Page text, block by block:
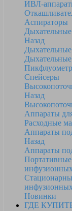
ИВЛ-
Аспираторы
Назад
Спейсеры
Назад
Аппараты
Расходные
Аппараты
Назад
Аппараты
Новинки
ГДЕ